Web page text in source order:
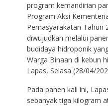
program kemandirian
Program Aksi
Pemasyarakatan Tahun
diwujudkan melalui
budidaya hidroponik
Warga Binaan di kebun
Lapas, Selasa (28/04/
Pada panen kali ini,
sebanyak tiga kilogram